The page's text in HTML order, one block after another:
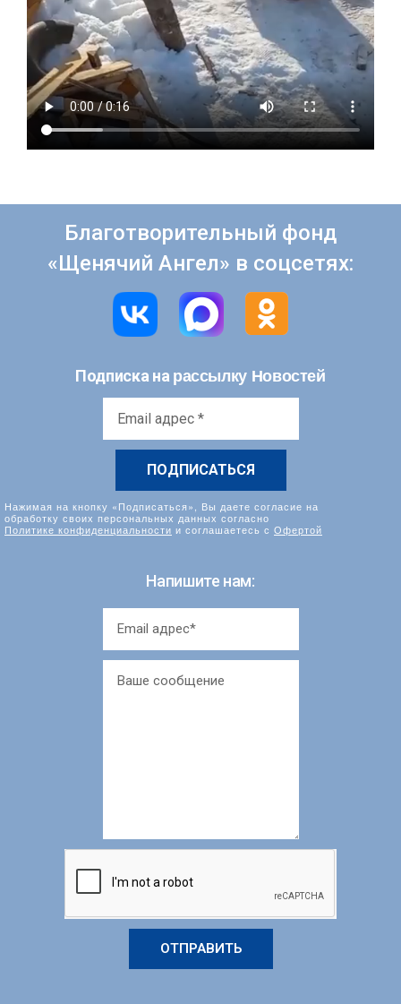
Благотворительный фонд
«Щенячий Ангел» в соцсетях:
Подписка на рассылку Новостей
Нажимая на кнопку «Подписаться», Вы даете согласие на
обработку своих персональных данных согласно
Политике конфиденциальности и соглашаетесь с Офертой
Напишите нам:
ОТПРАВИТЬ